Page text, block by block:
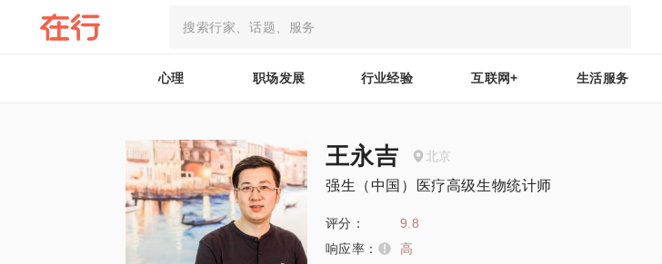
心理 职场发展 行业经验 互联网+ 生活服务
王永吉 北京
强生（中国）医疗高级生物统计师
评分：
9.8
响应率：
高